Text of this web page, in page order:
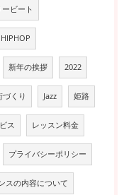
ービート
HIPHOP
新年の挨拶 2022
づくり Jazz 姫路
ス レッスン料金
プライバシーポリシー
スの内容について